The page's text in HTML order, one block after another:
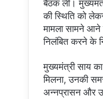
बैठक ली।
की स्थिति को
मामला सामने
निलंबित करने के
मुख्यमंत्री साय
मिलना, उनकी
अन्नप्रासन और